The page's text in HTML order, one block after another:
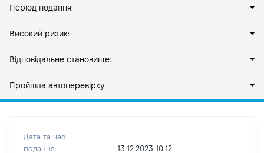
Період подання:
Високий ризик:
Відповідальне становище:
Пройшла автоперевірку:
Дата та час
подання:
13.12.2023 10:12